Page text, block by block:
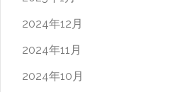
2024年12月
2024年11月
2024年10月